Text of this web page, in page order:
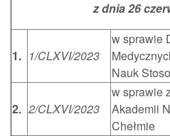
z dnia 26
1. 1/CLXVI/2023
w sprawie
Nauk
2. 2/CLXVI/2023
w sprawie
Akademii
Chełmie